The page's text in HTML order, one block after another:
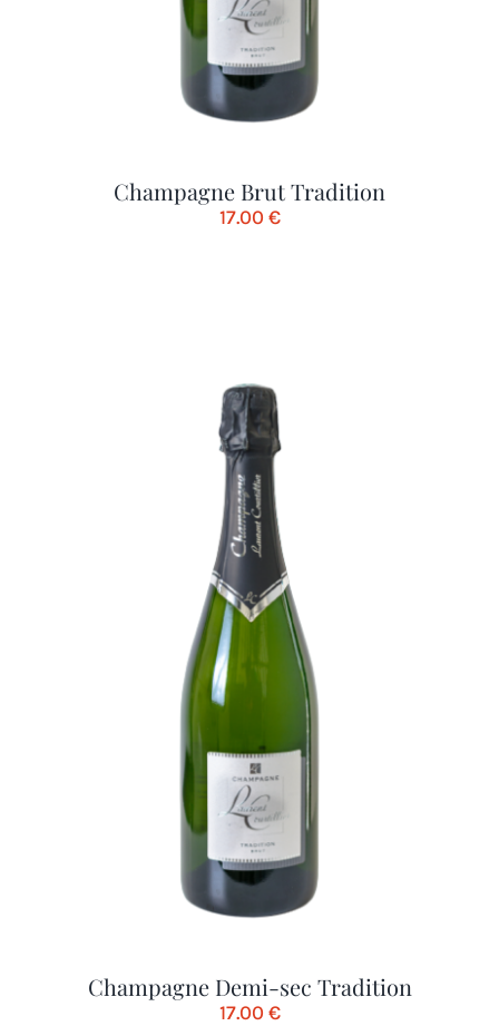
Champagne Brut Tradition
17.00 €
Champagne Demi-sec Tradition
17.00 €